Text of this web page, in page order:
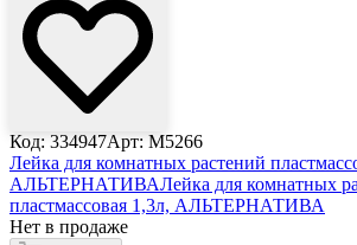
Код: 334947Арт: М5266
Лейка для комнатных растений
АЛЬТЕРНАТИВАЛейка для комнатных
пластмассовая 1,3л, АЛЬТЕРНАТИВА
Нет в продаже